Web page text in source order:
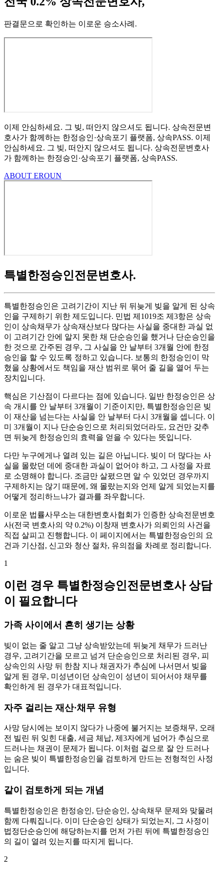
판결문으로 확인하는 이로운 승소사례 .
이제 안심하세요. 그 빚, 떠안지 않으셔도 됩니다. 상속전문변
호사가 함께하는 한정승인·상속포기 플랫폼, 상속PASS. 이제
안심하세요. 그 빚, 떠안지 않으셔도 됩니다. 상속전문변호사
가 함께하는 한정승인·상속포기 플랫폼, 상속PASS.
ABOUT EROUN
특별한정승인전문변호사.
특별한정승인은 고려기간이 지난 뒤 뒤늦게 빚을 알게 된 상속
인을 구제하기 위한 제도입니다. 민법 제1019조 제3항은 상속
인이 상속채무가 상속재산보다 많다는 사실을 중대한 과실 없
이 고려기간 안에 알지 못한 채 단순승인을 했거나 단순승인을
한 것으로 간주된 경우, 그 사실을 안 날부터 3개월 안에 한정
승인을 할 수 있도록 정하고 있습니다. 보통의 한정승인이 막
혔을 상황에서도 책임을 재산 범위로 묶어 줄 길을 열어 두는
장치입니다.
핵심은 기산점이 다르다는 점에 있습니다. 일반 한정승인은 상
속 개시를 안 날부터 3개월이 기준이지만, 특별한정승인은 빚
이 재산을 넘는다는 사실을 안 날부터 다시 3개월을 셉니다. 이
미 3개월이 지나 단순승인으로 처리되었더라도, 요건만 갖추
면 뒤늦게 한정승인의 효력을 얻을 수 있다는 뜻입니다.
다만 누구에게나 열려 있는 길은 아닙니다. 빚이 더 많다는 사
실을 몰랐던 데에 중대한 과실이 없어야 하고, 그 사정을 자료
로 소명해야 합니다. 조금만 살폈으면 알 수 있었던 경우까지
구제하지는 않기 때문에, 왜 몰랐는지와 언제 알게 되었는지를
어떻게 정리하느냐가 결과를 좌우합니다.
이로운 법률사무소는 대한변호사협회가 인증한 상속전문변호
사(전국 변호사의 약 0.2%) 이창재 변호사가 의뢰인의 사건을
직접 살피고 진행합니다. 이 페이지에서는 특별한정승인의 요
건과 기산점, 신고와 청산 절차, 유의점을 차례로 정리합니다.
1
이런 경우 특별한정승인전문변호사 상담
이 필요합니다
가족 사이에서 흔히 생기는 상황
빚이 없는 줄 알고 그냥 상속받았는데 뒤늦게 채무가 드러난
경우, 고려기간을 모르고 넘겨 단순승인으로 처리된 경우, 피
상속인의 사망 뒤 한참 지나 채권자가 추심에 나서면서 빚을
알게 된 경우, 미성년이던 상속인이 성년이 되어서야 채무를
확인하게 된 경우가 대표적입니다.
자주 걸리는 재산·채무 유형
사망 당시에는 보이지 않다가 나중에 불거지는 보증채무, 오래
전 빌린 뒤 잊힌 대출, 세금 체납, 제3자에게 넘어가 추심으로
드러나는 채권이 문제가 됩니다. 이처럼 겉으로 잘 안 드러나
는 숨은 빚이 특별한정승인을 검토하게 만드는 전형적인 사정
입니다.
같이 검토하게 되는 개념
특별한정승인은 한정승인, 단순승인, 상속채무 문제와 맞물려
함께 다뤄집니다. 이미 단순승인 상태가 되었는지, 그 사정이
법정단순승인에 해당하는지를 먼저 가린 뒤에 특별한정승인
의 길이 열려 있는지를 따지게 됩니다.
2